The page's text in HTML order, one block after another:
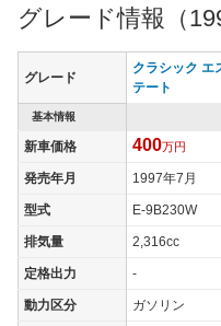
グレード情報（
グレード
クラシック エ
テート
基本情報
新車価格 400万円
発売年月 1997年7月
型式 E-9B230W
排気量 2,316cc
定格出力 -
動力区分 ガソリン